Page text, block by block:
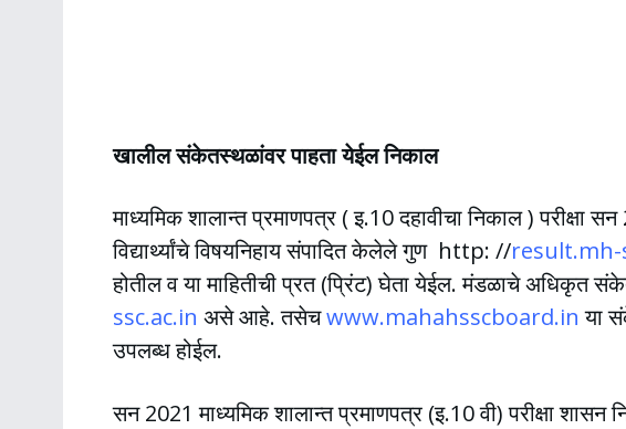
खालील संकेतस्थळांवर पाहता येईल निकाल
माध्यमिक शालान्त प्रमाणपत्र ( इ.10 दहावीचा निकाल ) परीक्षा
विद्यार्थ्यांचे विषयनिहाय संपादित केलेले गुण http: //result.mh-
होतील व या माहितीची प्रत (प्रिंट) घेता येईल. मंडळाचे
ssc.ac.in असे आहे. तसेचwww.mahahsscboard.in या
उपलब्ध होईल.
सन 2021 माध्यमिक शालान्त प्रमाणपत्र (इ.10 वी) परीक्षा शासन